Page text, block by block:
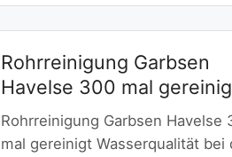
Rohrreinigung Garbsen
Havelse 300 mal
Rohrreinigung Garbsen Havelse
mal gereinigt Wasserqualität bei